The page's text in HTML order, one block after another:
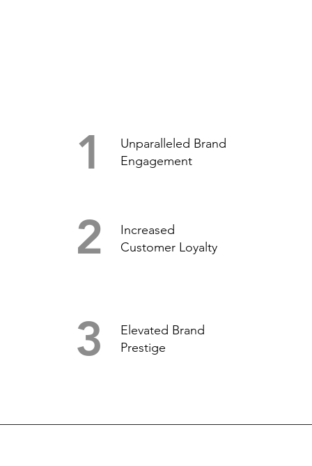
1
Unparalleled Brand
Engagement
2
Increased
Customer Loyalty
3
Elevated Brand
Prestige